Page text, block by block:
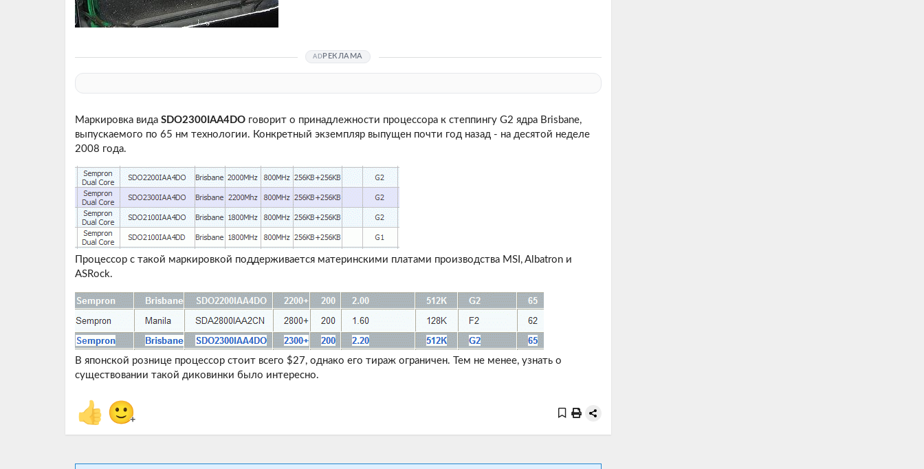
РЕКЛАМА
Маркировка вида SDO2300IAA4DOговорит о принадлежности процессора к степпингу G2 ядра Brisbane,
выпускаемого по 65 нм технологии. Конкретный экземпляр выпущен почти год назад - на десятой неделе
2008 года.
Процессор с такой маркировкой поддерживается материнскими платами производства MSI, Albatron и
ASRock.
В японской рознице процессор стоит всего $27, однако его тираж ограничен. Тем не менее, узнать о
существовании такой диковинки было интересно.
👍 🙂
+